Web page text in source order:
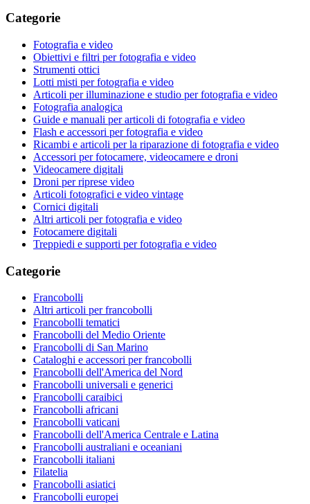
Categorie
Fotografia e video
Obiettivi e filtri per fotografia e video
Strumenti ottici
Lotti misti per fotografia e video
Articoli per illuminazione e studio per fotografia e video
Fotografia analogica
Guide e manuali per articoli di fotografia e video
Flash e accessori per fotografia e video
Ricambi e articoli per la riparazione di fotografia e video
Accessori per fotocamere, videocamere e droni
Videocamere digitali
Droni per riprese video
Articoli fotografici e video vintage
Cornici digitali
Altri articoli per fotografia e video
Fotocamere digitali
Treppiedi e supporti per fotografia e video
Categorie
Francobolli
Altri articoli per francobolli
Francobolli tematici
Francobolli del Medio Oriente
Francobolli di San Marino
Cataloghi e accessori per francobolli
Francobolli dell'America del Nord
Francobolli universali e generici
Francobolli caraibici
Francobolli africani
Francobolli vaticani
Francobolli dell'America Centrale e Latina
Francobolli australiani e oceaniani
Francobolli italiani
Filatelia
Francobolli asiatici
Francobolli europei